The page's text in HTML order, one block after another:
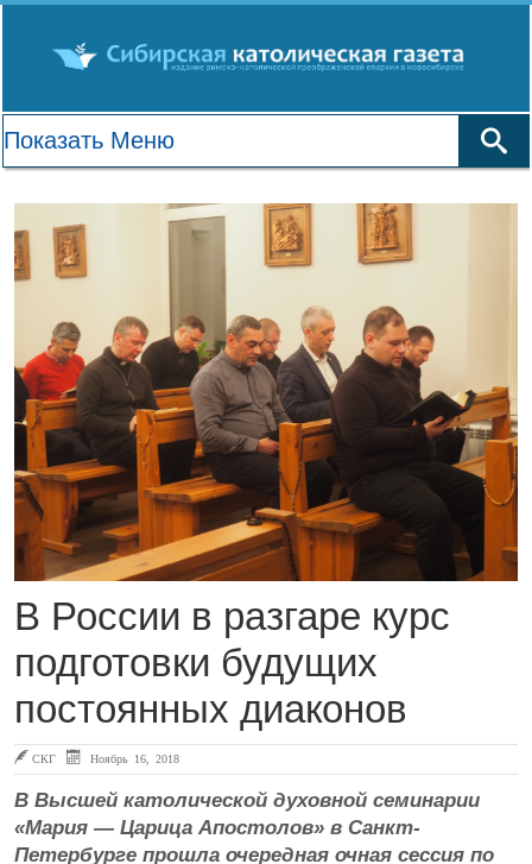
В России в разгаре курс
подготовки будущих
постоянных диаконов
СКГ Ноябрь 16, 2018
В Высшей католической духовной семинарии
«Мария — Царица Апостолов» в Санкт-
Петербурге прошла очередная очная сессия по